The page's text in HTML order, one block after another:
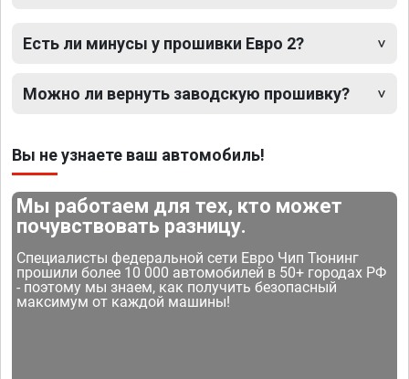
Есть ли минусы у прошивки Евро 2?
Можно ли вернуть заводскую прошивку?
Вы не узнаете ваш автомобиль!
Мы работаем для тех, кто может
почувствовать разницу.
Специалисты федеральной сети Евро Чип Тюнинг
прошили более 10 000 автомобилей в 50+ городах РФ
- поэтому мы знаем, как получить безопасный
максимум от каждой машины!